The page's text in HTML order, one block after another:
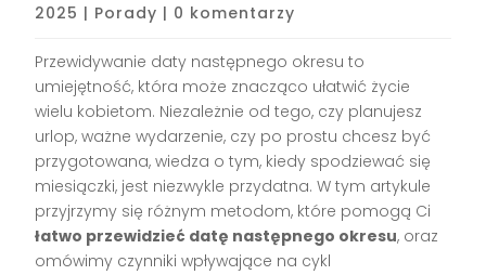
2025 | Porady | 0 komentarzy
Przewidywanie daty następnego okresu to
umiejętność, która może znacząco ułatwić życie
wielu kobietom. Niezależnie od tego, czy planujesz
urlop, ważne wydarzenie, czy po prostu chcesz być
przygotowana, wiedza o tym, kiedy spodziewać się
miesiączki, jest niezwykle przydatna. W tym artykule
przyjrzymy się różnym metodom, które pomogą Ci
łatwo przewidzieć datę następnego okresu, oraz
omówimy czynniki wpływające na cykl